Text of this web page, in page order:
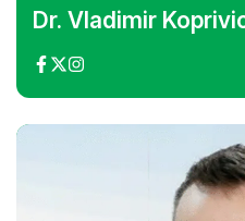
Dr. Vladimir